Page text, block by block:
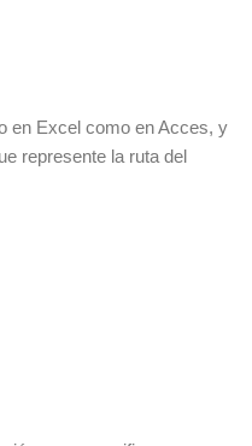
en Excel como en Acces, y
represente la ruta del